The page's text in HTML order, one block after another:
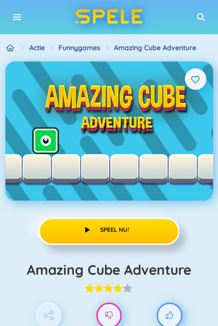
Actie Funnygames Amazing Cube Adventure
SPEEL NU!
Amazing Cube Adventure